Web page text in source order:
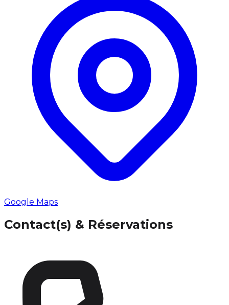
Google Maps
Contact(s) & Réservations